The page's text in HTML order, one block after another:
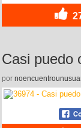
Casi puedo
por